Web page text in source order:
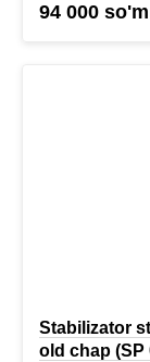
94 000 so'm
Stabilizator
old chap (SP